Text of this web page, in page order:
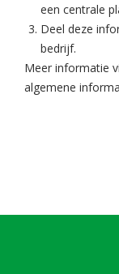
een centrale
Deel deze
bedrijf.
Meer informatie
algemene